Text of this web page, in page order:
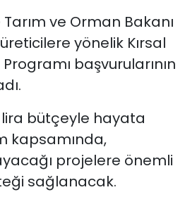
Tarım ve Orman Bakanı
yönelik Kırsal
Programı başvurularının
bütçeyle hayata
kapsamında,
projelere önemli
sağlanacak.